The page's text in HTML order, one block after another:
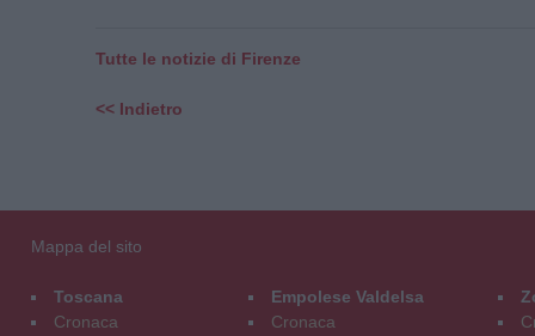
Tutte le notizie di Firenze
<< Indietro
Mappa del sito
Toscana
Cronaca
Empolese Valdelsa
Cronaca